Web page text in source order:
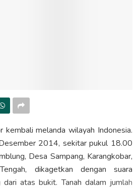
kembali melanda wilayah Indonesia.
2014, sekitar pukul 18.00
Desa Sampang, Karangkobar,
dikagetkan dengan suara
atas bukit. Tanah dalam jumlah